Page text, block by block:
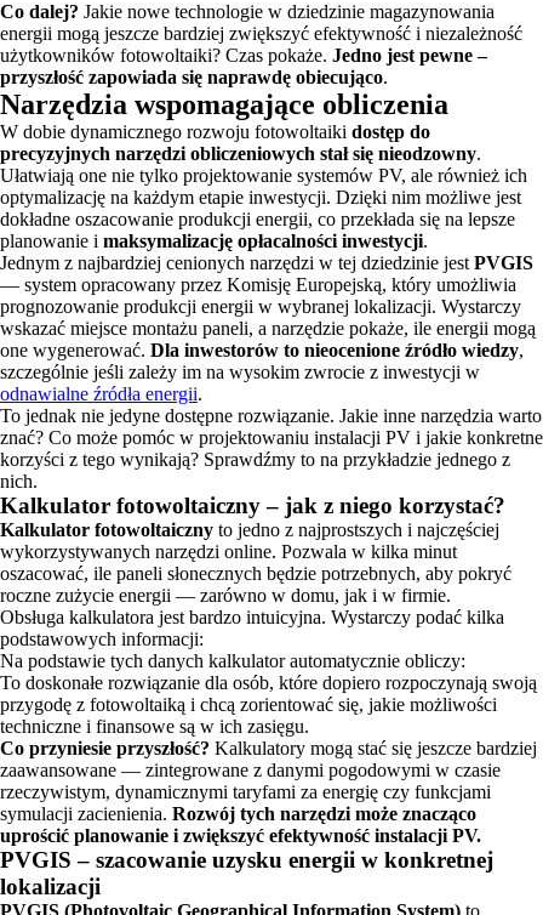
Co dalej? Jakie nowe technologie w dziedzinie magazynowania
energii mogą jeszcze bardziej zwiększyć efektywność i niezależność
użytkowników fotowoltaiki? Czas pokaże. Jedno jest pewne –
przyszłość zapowiada się naprawdę obiecująco.
Narzędzia wspomagające obliczenia
W dobie dynamicznego rozwoju fotowoltaiki dostęp do
precyzyjnych narzędzi obliczeniowych stał się nieodzowny.
Ułatwiają one nie tylko projektowanie systemów PV, ale również ich
optymalizację na każdym etapie inwestycji. Dzięki nim możliwe jest
dokładne oszacowanie produkcji energii, co przekłada się na lepsze
planowanie i maksymalizację opłacalności inwestycji.
Jednym z najbardziej cenionych narzędzi w tej dziedzinie jest PVGIS
— system opracowany przez Komisję Europejską, który umożliwia
prognozowanie produkcji energii w wybranej lokalizacji. Wystarczy
wskazać miejsce montażu paneli, a narzędzie pokaże, ile energii mogą
one wygenerować. Dla inwestorów to nieocenione źródło wiedzy,
szczególnie jeśli zależy im na wysokim zwrocie z inwestycji w
odnawialne źródła energii.
To jednak nie jedyne dostępne rozwiązanie. Jakie inne narzędzia warto
znać? Co może pomóc w projektowaniu instalacji PV i jakie konkretne
korzyści z tego wynikają? Sprawdźmy to na przykładzie jednego z
nich.
Kalkulator fotowoltaiczny – jak z niego korzystać?
Kalkulator fotowoltaiczny to jedno z najprostszych i najczęściej
wykorzystywanych narzędzi online. Pozwala w kilka minut
oszacować, ile paneli słonecznych będzie potrzebnych, aby pokryć
roczne zużycie energii — zarówno w domu, jak i w firmie.
Obsługa kalkulatora jest bardzo intuicyjna. Wystarczy podać kilka
podstawowych informacji:
Na podstawie tych danych kalkulator automatycznie obliczy:
To doskonałe rozwiązanie dla osób, które dopiero rozpoczynają swoją
przygodę z fotowoltaiką i chcą zorientować się, jakie możliwości
techniczne i finansowe są w ich zasięgu.
Co przyniesie przyszłość? Kalkulatory mogą stać się jeszcze bardziej
zaawansowane — zintegrowane z danymi pogodowymi w czasie
rzeczywistym, dynamicznymi taryfami za energię czy funkcjami
symulacji zacienienia. Rozwój tych narzędzi może znacząco
uprościć planowanie i zwiększyć efektywność instalacji PV.
PVGIS – szacowanie uzysku energii w konkretnej
lokalizacji
PVGIS (Photovoltaic Geographical Information System) to